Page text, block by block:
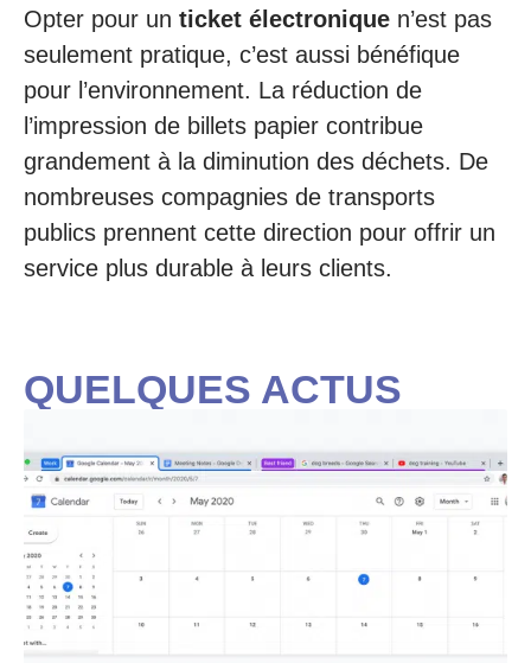
Opter pour un ticket électronique n’est pas
seulement pratique, c’est aussi bénéfique
pour l’environnement. La réduction de
l’impression de billets papier contribue
grandement à la diminution des déchets. De
nombreuses compagnies de transports
publics prennent cette direction pour offrir un
service plus durable à leurs clients.
QUELQUES ACTUS